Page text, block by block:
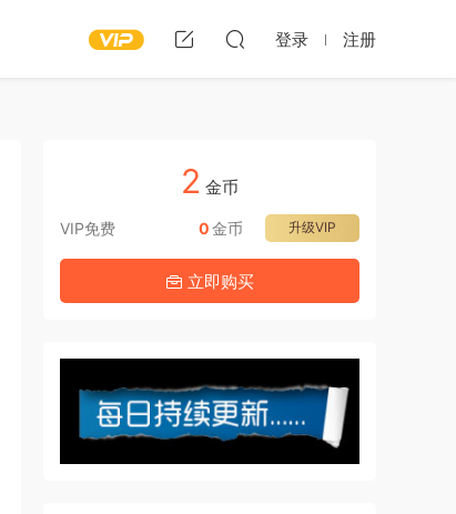
登录 注册
2 金币
VIP免费 升级VIP
0金币
立即购买